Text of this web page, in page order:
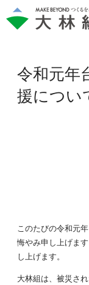
令和元年
援につい
このたびの令和元
悔やみ申し上げま
し上げます。
大林組は、被災さ